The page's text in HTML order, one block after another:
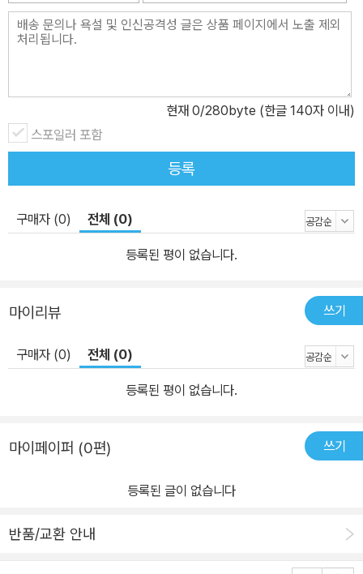
현재 0/280byte (한글 140자 이내)
스포일러 포함
등록
구매자 (0) 전체 (0)
등록된 평이 없습니다.
마이리뷰 쓰기
구매자 (0) 전체 (0)
등록된 평이 없습니다.
마이페이퍼 (0편) 쓰기
등록된 글이 없습니다
반품/교환 안내